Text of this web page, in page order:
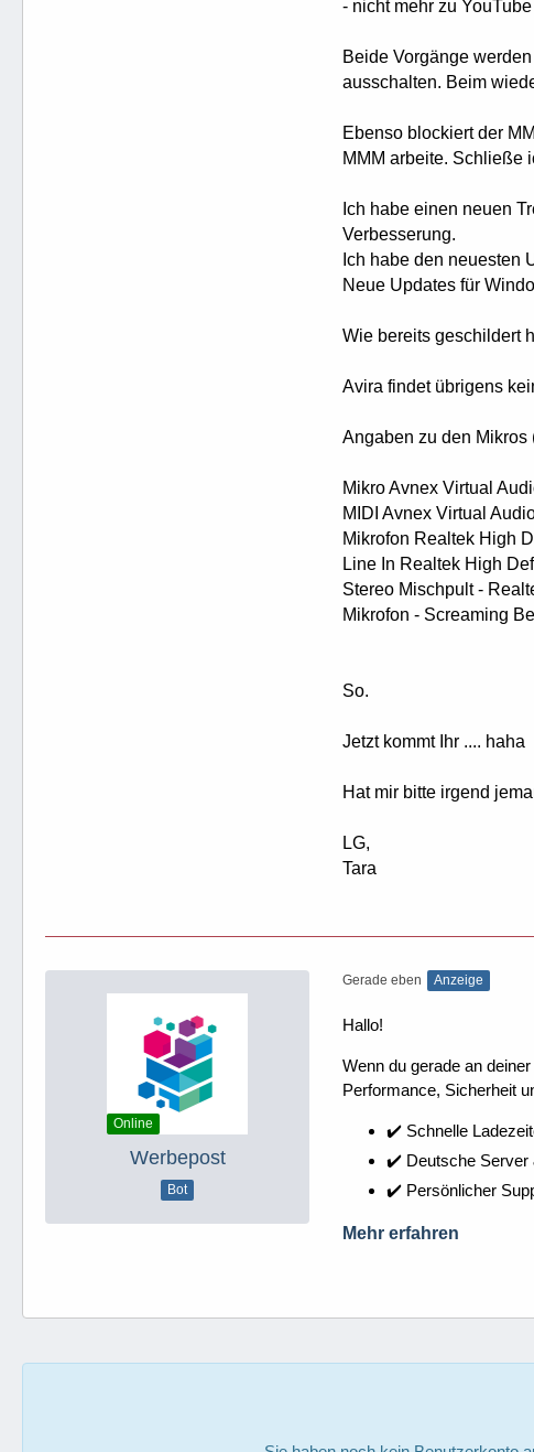
- nicht mehr zu
Beide Vorgänge
ausschalten. Beim
Ebenso blockiert der
MMM arbeite. Schließe
Ich habe einen neuen
Verbesserung.
Ich habe den neuesten
Neue Updates für
Wie bereits geschildert
Avira findet übrigens
Angaben zu den Mikros
Mikro Avnex Virtual
MIDI Avnex Virtual
Mikrofon Realtek High
Line In Realtek High
Stereo Mischpult -
Mikrofon - Screaming
So.
Jetzt kommt Ihr .... haha
Hat mir bitte irgend
LG,
Tara
Online
Werbepost
Bot
Gerade eben Anzeige
Hallo!
Wenn du gerade an
Performance, Sicherheit
✔️ Schnelle
✔️ Deutsche Server
✔️ Persönlicher
Mehr erfahren